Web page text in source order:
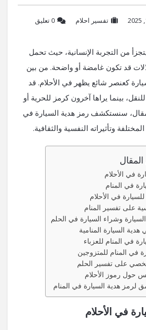
تفسير احلام
‫0 تعليق
يتجزأ من التجربة الإنسانية، حيث تحمل
قد تكون غامضة أو واضحة. من بين
كعنصر شائع يظهر في الأحلام. قد
بينما يراها آخرون كرمز للحرية أو
سنستكشف رمز هدية السيارة في
وتأثيراته النفسية والثقافية.
في الأحلام
في المنام
للسيارة في الأحلام
على تفسير المنام
وشراء السيارة في الحلم
هدية السيارة المنامية
في المنام للعزباء
في المنام للمتزوجين
على تفسير الحلم
حول رموز الأحلام
لرمز هدية السيارة في المنام
في الأحلام